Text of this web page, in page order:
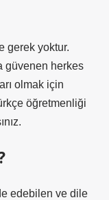
gerek yoktur.
güvenen herkes
olmak için
öğretmenliği
edebilen ve dile